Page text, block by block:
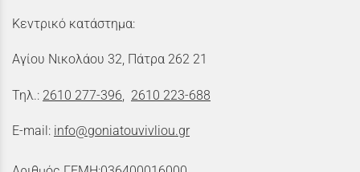
Κεντρικό κατάστημα:
Αγίου Νικολάου 32, Πάτρα 262 21
Τηλ.: 2610 277-396 2610 223-688
E-mail: info@goniatouvivliou.gr